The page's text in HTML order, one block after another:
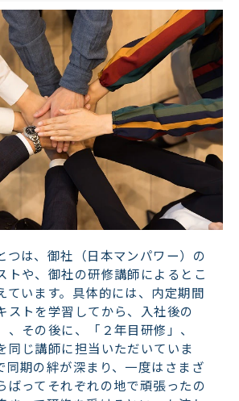
つは、御社（日本マンパワー）の
トや、御社の研修講師によるとこ
ています。具体的には、内定期間
ストを学習してから、入社後の
、その後に、「２年目研修」、
同じ講師に担当いただいていま
同期の絆が深まり、一度はさまざ
ばってそれぞれの地で頑張ったの